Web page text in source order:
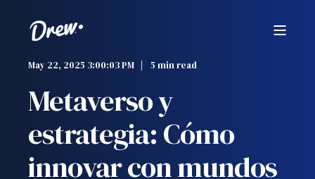
May 22, 2025 3:00:03 PM 5 min read
Metaverso y
estrategia: Cómo
innovar con mundos